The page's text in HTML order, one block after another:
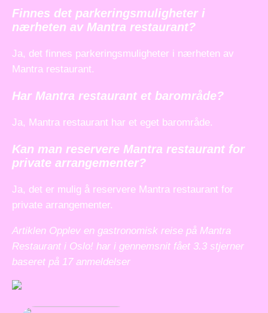
Finnes det parkeringsmuligheter i
nærheten av Mantra restaurant?
Ja, det finnes parkeringsmuligheter i nærheten av
Mantra restaurant.
Har Mantra restaurant et barområde?
Ja, Mantra restaurant har et eget barområde.
Kan man reservere Mantra restaurant for
private arrangementer?
Ja, det er mulig å reservere Mantra restaurant for
private arrangementer.
Artiklen Opplev en gastronomisk reise på Mantra
Restaurant i Oslo! har i gennemsnit fået 3.3 stjerner
baseret på 17anmeldelser